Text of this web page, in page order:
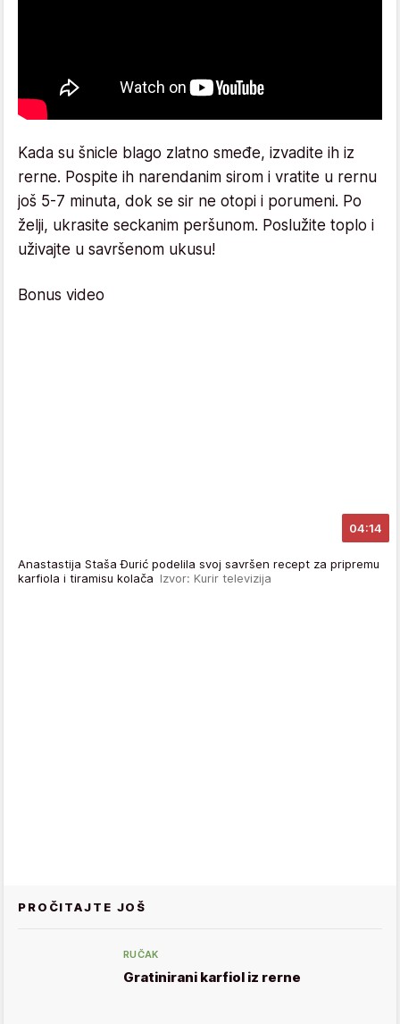
Kada su šnicle blago zlatno smeđe, izvadite ih iz
rerne. Pospite ih narendanim sirom i vratite u rernu
još 5-7 minuta, dok se sir ne otopi i porumeni. Po
želji, ukrasite seckanim peršunom. Poslužite toplo i
uživajte u savršenom ukusu!
Bonus video
04:14
Anastastija Staša Đurić podelila svoj savršen recept za pripremu
karfiola i tiramisu kolača Izvor: Kurir televizija
PROČITAJTE JOŠ
RUČAK
Gratinirani karfiol iz rerne